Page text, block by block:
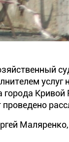
услуг
города Кривой
проведено
Маляренко